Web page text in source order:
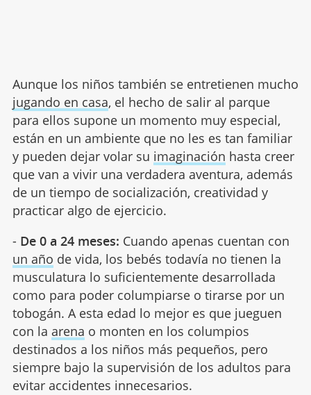
Aunque los niños también se entretienen mucho
jugando en casa, el hecho de salir al parque
para ellos supone un momento muy especial,
están en un ambiente que no les es tan familiar
y pueden dejar volar su imaginación hasta creer
que van a vivir una verdadera aventura, además
de un tiempo de socialización, creatividad y
practicar algo de ejercicio.
- De 0 a 24 meses: Cuando apenas cuentan con
un año de vida, los bebés todavía no tienen la
musculatura lo suficientemente desarrollada
como para poder columpiarse o tirarse por un
tobogán. A esta edad lo mejor es que jueguen
con la arena o monten en los columpios
destinados a los niños más pequeños, pero
siempre bajo la supervisión de los adultos para
evitar accidentes innecesarios.